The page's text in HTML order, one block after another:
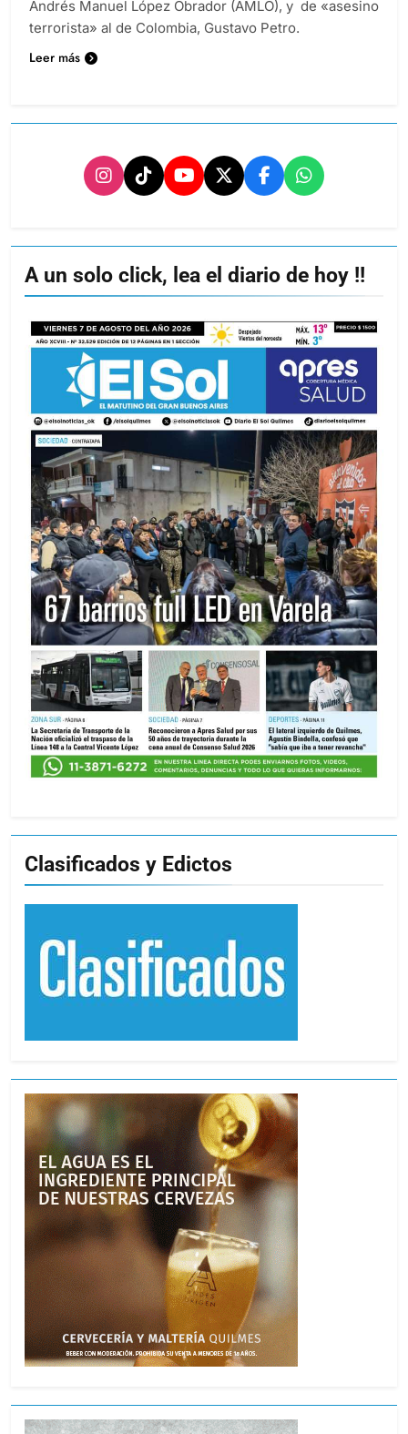
Andrés Manuel López Obrador (AMLO), y de «asesino
terrorista» al de Colombia, Gustavo Petro.
Leer más
A un solo click, lea el diario de hoy !!
Clasificados y Edictos